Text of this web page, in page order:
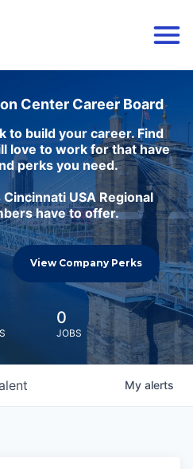
Center Career Board
to build your career. Find
love to work for that have
perks you need.
USA Regional
have to offer.
View Company Perks
0
JOBS
My alerts